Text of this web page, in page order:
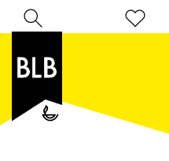
Zum Hauptinhalt springen
Du